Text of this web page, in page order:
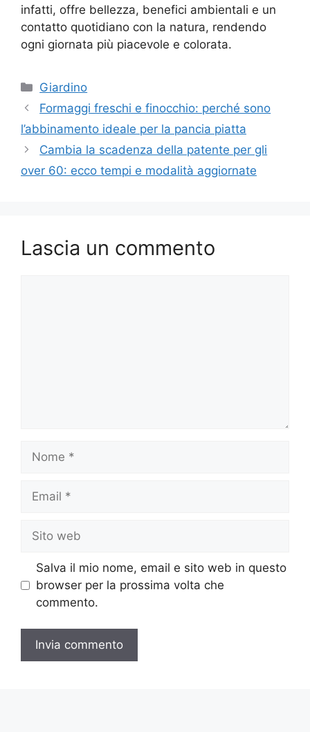
infatti, offre bellezza, benefici ambientali e un
contatto quotidiano con la natura, rendendo
ogni giornata più piacevole e colorata.
Categorie
Giardino
Formaggi freschi e finocchio: perché sono
l’abbinamento ideale per la pancia piatta
Cambia la scadenza della patente per gli
over 60: ecco tempi e modalità aggiornate
Lascia un commento
web
Salva il mio nome, email e sito web in questo
browser per la prossima volta che
commento.